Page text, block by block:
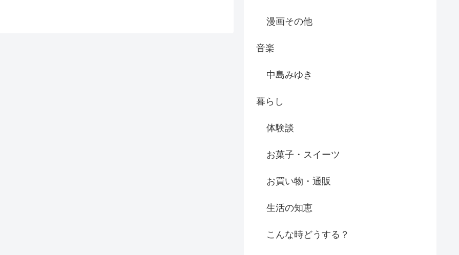
漫画その他
音楽
中島みゆき
暮らし
体験談
お菓子・スイーツ
お買い物・通販
生活の知恵
こんな時どうする？